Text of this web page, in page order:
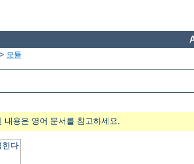
> 모듈
내용은 영어 문서를 참고하세요.
한다